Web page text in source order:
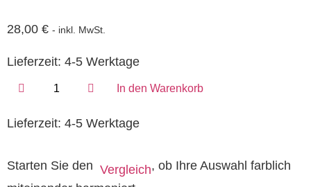
28,00 € - inkl. MwSt.
Lieferzeit: 4-5 Werktage
In den Warenkorb
Lieferzeit: 4-5 Werktage
Starten Sie den Vergleich, ob Ihre Auswahl farblich